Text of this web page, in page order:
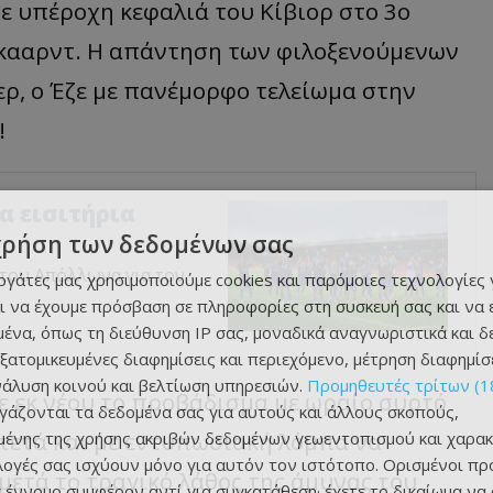
υπέροχη κεφαλιά του Κίβιορ στο 3ο
Η απάντηση των φιλοξενούμενων
ο Έζε με πανέμορφο τελείωμα στην
Απόλλωνα για τον
εκ νέου το προβάδισμα με ωραίο συρτό
και με εντυπωσιακή λόμπα να
το τραγικό λάθος της άμυνας του
των δεδομένων σας
μας χρησιμοποιούμε cookies και παρόμοιες τεχνολογίες
να έχουμε πρόσβαση σε πληροφορίες στη συσκευή σας και να
όπως τη διεύθυνση IP σας, μοναδικά αναγνωριστικά και
διαφημίσεις και περιεχόμενο, μέτρηση
κοινού και βελτίωση υπηρεσιών. Προμηθευτές τρίτων
τα δεδομένα σας για αυτούς και άλλους σκοπούς,
της χρήσης ακριβών δεδομένων γεωεντοπισμού και
σας ισχύουν μόνο για αυτόν τον ιστότοπο. Ορισμένοι